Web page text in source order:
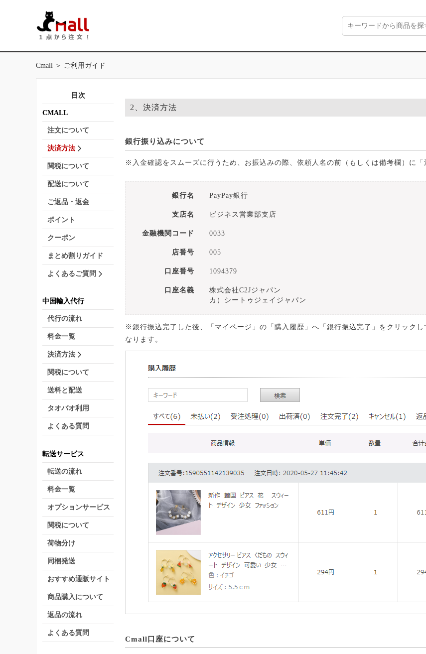
Cmall ＞ ご利用ガイド
目次
CMALL
注文について
決済方法
関税について
配送について
ご返品・返金
ポイント
クーポン
まとめ割りガイド
よくあるご質問
中国輸入代行
代行の流れ
料金一覧
決済方法
関税について
送料と配送
タオバオ利用
よくある質問
転送サービス
転送の流れ
料金一覧
オプションサービス
関税について
荷物分け
同梱発送
おすすめ通販サイト
商品購入について
返品の流れ
よくある質問
2、決済方法
銀行振り込みについて
※入金確認をスムーズに行うため、お振込みの際、依頼人名の前（もしくは備考欄）に「
銀行名 PayPay銀行
支店名 ビジネス営業部支店
金融機関コード 0033
店番号 005
口座番号 1094379
口座名義
株式会社C2Jジャパン
カ）シートゥジェイジャパン
※銀行振込完了した後、「マイページ」の「購入履歴」へ「銀行振込完了」をクリック
なります。
Cmall口座について